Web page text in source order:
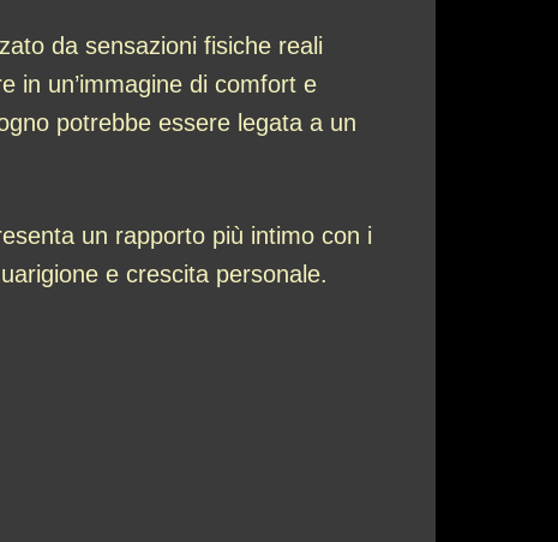
da sensazioni fisiche reali
in un’immagine di comfort e
potrebbe essere legata a un
un rapporto più intimo con i
e crescita personale.